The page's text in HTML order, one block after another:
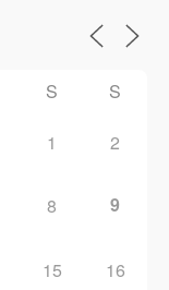
S S
1 2
8 9
15 16